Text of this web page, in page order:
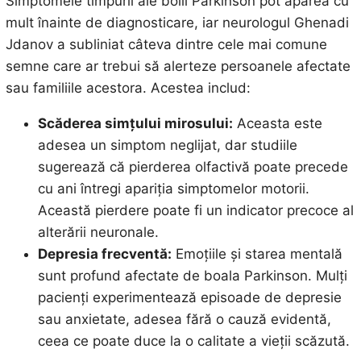
mult înainte de diagnosticare, iar neurologul Ghenadi
Jdanov a subliniat câteva dintre cele mai comune
semne care ar trebui să alerteze persoanele afectate
sau familiile acestora. Acestea includ:
Scăderea simțului mirosului: Aceasta este
adesea un simptom neglijat, dar studiile
sugerează că pierderea olfactivă poate precede
cu ani întregi apariția simptomelor motorii.
Această pierdere poate fi un indicator precoce al
alterării neuronale.
Depresia frecventă: Emoțiile și starea mentală
sunt profund afectate de boala Parkinson. Mulți
pacienți experimentează episoade de depresie
sau anxietate, adesea fără o cauză evidentă,
ceea ce poate duce la o calitate a vieții scăzută.